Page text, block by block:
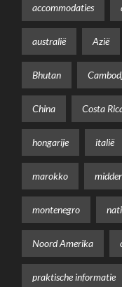
accommodaties
australië Azië
Bhutan
China Costa
hongarije italië
marokko
montenegro
Noord Amerika
praktische informatie